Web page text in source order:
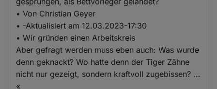
• Von Christian Geyer
• -Aktualisiert am 12.03.2023-17:30
• Wir gründen einen Arbeitskreis
Aber gefragt werden muss eben auch: Was wurde
denn geknackt? Wo hatte denn der Tiger Zähne
nicht nur gezeigt, sondern kraftvoll zugebissen? ...
«